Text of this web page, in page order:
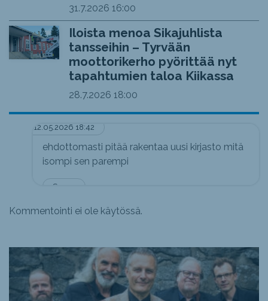
31.7.2026 16:00
Iloista menoa Sikajuhlista
tansseihin – Tyrvään
moottorikerho pyörittää nyt
tapahtumien taloa Kiikassa
28.7.2026 18:00
12.05.2026 18:42
Seppo
ehdottomasti pitää rakentaa uusi kirjasto mitä
isompi sen parempi
Kommentointi ei ole käytössä.